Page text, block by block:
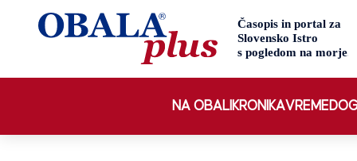
NA OBALI KRONIKAVREME